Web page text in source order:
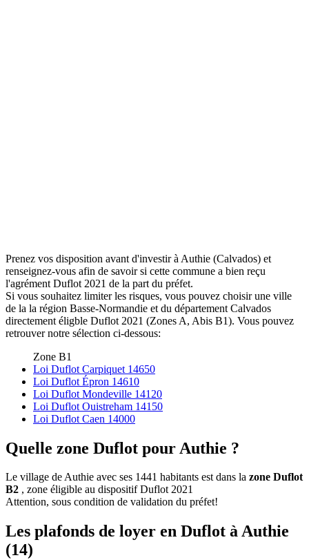
Prenez vos disposition avant d'investir à Authie (Calvados) et
renseignez-vous afin de savoir si cette commune a bien reçu
l'agrément Duflot 2021 de la part du préfet.
Si vous souhaitez limiter les risques, vous pouvez choisir une ville
de la la région Basse-Normandie et du département Calvados
directement éligble Duflot 2021 (Zones A, Abis B1). Vous pouvez
retrouver notre sélection ci-dessous:
Zone B1
Loi Duflot Carpiquet 14650
Loi Duflot Épron 14610
Loi Duflot Mondeville 14120
Loi Duflot Ouistreham 14150
Loi Duflot Caen 14000
Quelle zone Duflot pour Authie ?
Le village de Authie avec ses 1441 habitants est dans la zone Duflot
B2 , zone éligible au dispositif Duflot 2021
Attention, sous condition de validation du préfet!
Les plafonds de loyer en Duflot à Authie
(14)